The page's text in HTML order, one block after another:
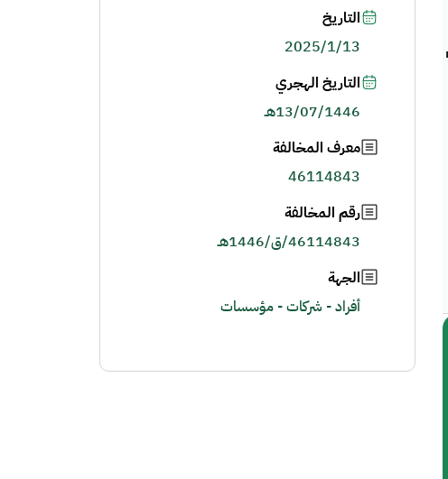
التاريخ
2025/1/13
التاريخ الهجري
13/07/1446هـ
معرف المخالفة
46114843
رقم المخالفة
46114843/ق/1446هـ
الجهة
أفراد - شركات - مؤسسات